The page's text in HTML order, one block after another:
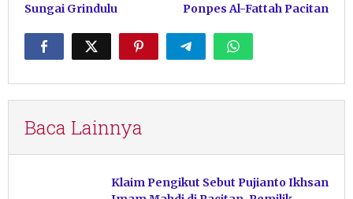
Sungai Grindulu
Ponpes Al-Fattah Pacitan
Baca Lainnya
Klaim Pengikut Sebut Pujianto Ikhsan